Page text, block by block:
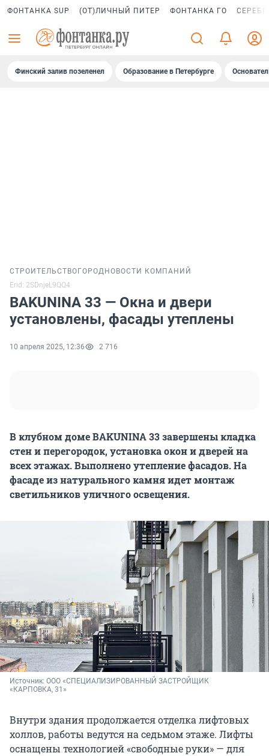
ФОНТАНКА SUP (ОТ)ЛИЧНЫЙ ПИТЕР ФОНТАНКА ГО
Финский залив позеленел Образование в Петербурге
СТРОИТЕЛЬСТВО ГОРОД НОВОСТИ КОМПАНИЙ
Erid: 2SDnjeL9QQ4
BAKUNINA 33 — Окна и двери
установлены, фасады утеплены
10 апреля 2025, 12:36 2 716
В клубном доме BAKUNINA 33 завершены кладка
стен и перегородок, установка окон и дверей на
всех этажах. Выполнено утепление фасадов. На
фасаде из натурального камня идет монтаж
светильников уличного освещения.
Источник: ООО «СПЕЦИАЛИЗИРОВАННЫЙ ЗАСТРОЙЩИК
«КАРПОВКА, 31»
Внутри здания продолжается отделка лифтовых
холлов, работы ведутся на седьмом этаже. Лифты
оснащены технологией «свободные руки» — для